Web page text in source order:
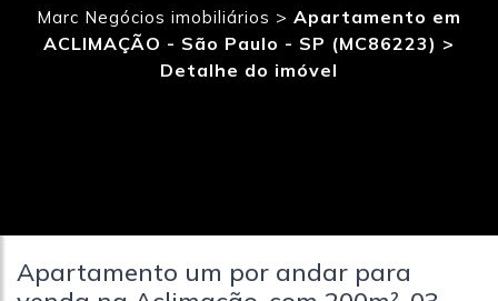
Marc Negócios imobiliários > Apartamento em
ACLIMAÇÃO - São Paulo - SP (MC86223) >
Detalhe do imóvel
Apartamento um por andar para